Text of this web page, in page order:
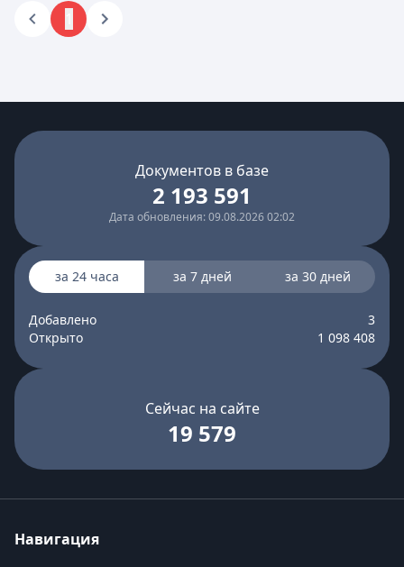
Документов в базе
2 193 591
Дата обновления: 09.08.2026 02:02
за 24 часа за 7 дней за 30 дней
Добавлено
3
Открыто
1 098 408
Сейчас на сайте
19 579
Навигация